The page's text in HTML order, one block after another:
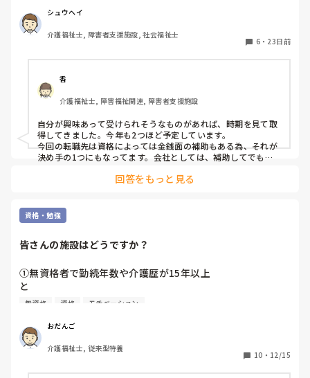
が、資格よりも現場での五角グラフがバランスの良い職員に
なりたいです。
皆さんが現場で心掛けている業務の進め方をご教授頂きたい
書かれている通り、報告のグレーゾーンって悩みますよね。
私は
・いつもと違う様子
・ヒヤリとしたこと
るようにしていました。
最初は先輩に「これは報告した方がいいですか？」と聞きなが
ら、自分の基準を作っていくのがおすすめです。
③「時間で区切って動く」
「このケアは何分まで」とざっくり決めておくと、ダラダラせ
ず動きやすくなりました。
完璧を目指すより「時間内でできるベスト」を意識する感じで
あと、独り立ちして2週間で悩めているのは本当にすごいこと
だと思います。
周りと比べて焦る気持ちも分かりますが、最初からスムーズに
終わる人の方が少ないです。
「丁寧にやりたい」という気持ちは絶対に強みなので、そこは
と思います😊
シュウヘイ
介護福祉士, 障害者支援施設, 社会福祉士
6・ 23日前
香
介護福祉士, 障害福祉関連, 障害者支援施設
自分が興味あって受けられそうなものがあれば、時期を見て取
得してきました。今年も2つほど予定しています。
今回の転職先は資格によっては金銭面の補助もある為、それが
決め手の1つにもなってます。会社としては、補助してでも取
回答をもっと見る
資格・勉強
皆さんの施設はどうですか？
①無資格者で勤続年数や介護歴が15年以上
と
②有資格者(介護福祉士)で勤続年数や介護歴が5年
やっぱり①の方が重宝されますか？
無資格 資格 モチベーション
おだんご
介護福祉士, 従来型特養
10 ・ 12/15